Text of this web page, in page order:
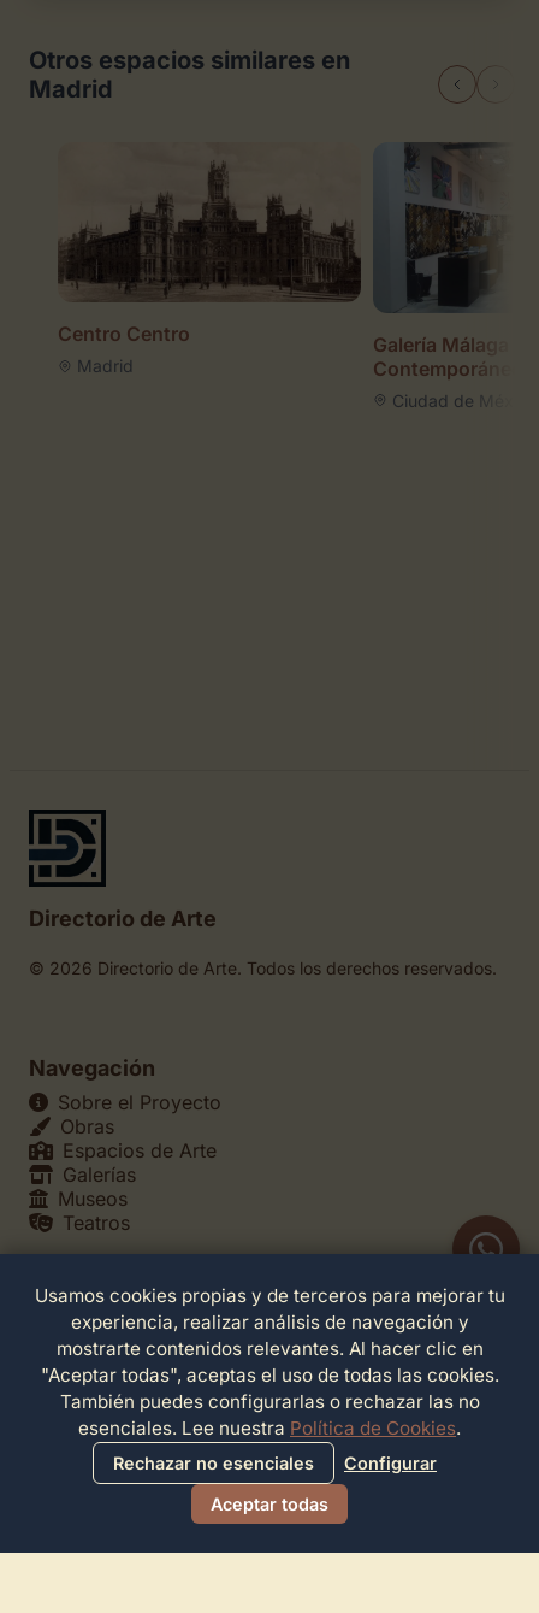
Otros espacios similares en
Madrid
Centro Centro
Madrid
Galería Málaga
Contemporáneo
Ciudad de México
Directorio de Arte
© 2026 Directorio de Arte. Todos los derechos reservados.
Navegación
Sobre el Proyecto
Obras
Espacios de Arte
Galerías
Museos
Teatros
Legales
Política de Privacidad
Política de Cookies
Configuración de Cookies
Términos de Servicio
Contacto
Usamos cookies propias y de terceros para mejorar tu
experiencia, realizar análisis de navegación y
mostrarte contenidos relevantes. Al hacer clic en
"Aceptar todas", aceptas el uso de todas las cookies.
También puedes configurarlas o rechazar las no
esenciales. Lee nuestra Política de Cookies.
Rechazar no esenciales
Configurar
Aceptar todas